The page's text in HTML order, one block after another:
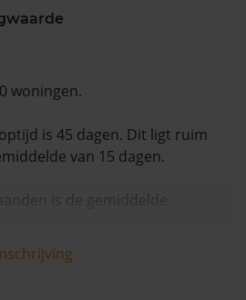
woningen.
is 45 dagen. Dit ligt ruim
van 15 dagen.
is de gemiddelde